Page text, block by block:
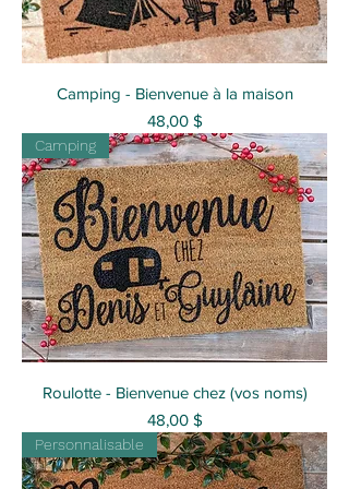
Camping - Bienvenue à la maison
Prix
48,00 $
Camping
Roulotte - Bienvenue chez (vos noms)
Prix
48,00 $
Personnalisable